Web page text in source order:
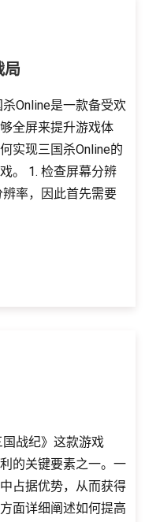
Online是一款备受欢
全屏来提升游戏体
实现三国杀Online的
。 1. 检查屏幕分辨
率，因此首先需要
战纪》这款游戏
的关键要素之一。一
占据优势，从而获得
面详细阐述如何提高